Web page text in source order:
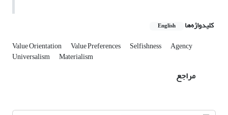
کلیدواژه‌ها English
Value Orientation Value Preferences Selfishness Agency
Universalism Materialism
مراجع